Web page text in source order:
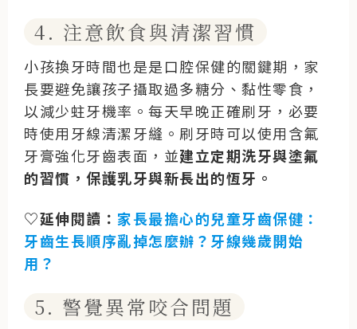
4. 注意飲食與清潔習慣
小孩換牙時間也是是口腔保健的關鍵期，家
長要避免讓孩子攝取過多糖分、黏性零食，
以減少蛀牙機率。每天早晚正確刷牙，必要
時使用牙線清潔牙縫。刷牙時可以使用含氟
牙膏強化牙齒表面，並建立定期洗牙與塗氟
的習慣，保護乳牙與新長出的恆牙。
♡延伸閱讀： 家長最擔心的兒童牙齒保健：
牙齒生長順序亂掉怎麼辦？牙線幾歲開始
用？
5. 警覺異常咬合問題